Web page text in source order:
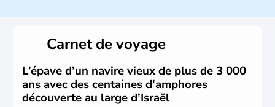
vrai essor économique dans le domaine des nouvelles
Carnet de voyage
L’épave d’un navire vieux de plus de 3 000
ans avec des centaines d'amphores
découverte au large d’Israël